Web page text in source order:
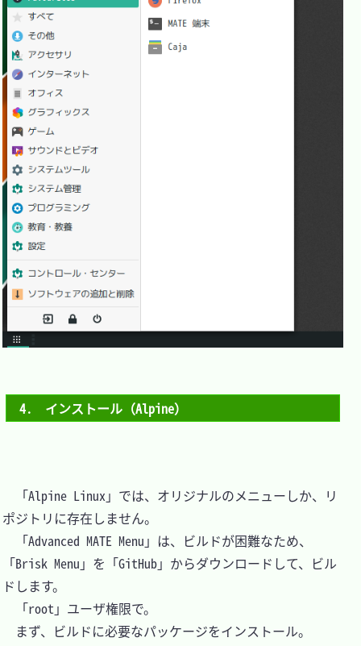
4.　インストール（Alpine）
「Alpine Linux」では、オリジナルのメニューしか、リ
ポジトリに存在しません。
「Advanced MATE Menu」は、ビルドが困難なため、
「Brisk Menu」を「GitHub」からダウンロードして、ビル
ドします。
「root」ユーザ権限で。
まず、ビルドに必要なパッケージをインストール。